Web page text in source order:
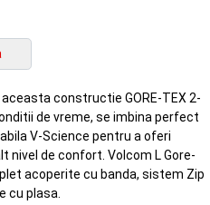
constructie GORE-TEX 2-
de vreme, se imbina perfect
V-Science pentru a oferi
nivel de confort. Volcom L Gore-
acoperite cu banda, sistem Zip
cu plasa.